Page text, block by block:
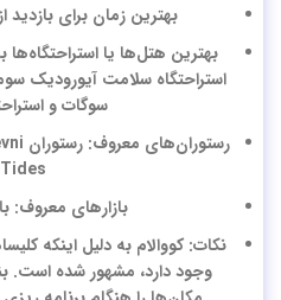
بهترین زمان برای بازدید
بهترین هتل‌ها یا استراحتگاه‌ها
استراحتگاه سلامت آیورودیک
سوگات و
بازارهای معروف:
نکات: کووالام به دلیل اینکه
وجود دارد، مشهور شده است.